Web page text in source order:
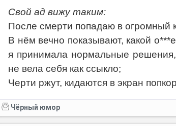
Свой ад вижу таким:
После смерти попадаю в огромный
В нём вечно показывают, какой
я принимала нормальные
не вела себя как ссыкло;
Черти ржут, кидаются в экран
Чёрный юмор